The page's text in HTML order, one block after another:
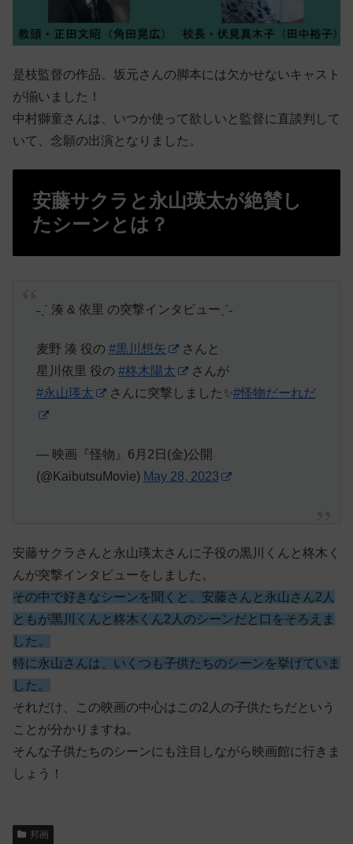
是枝監督の作品、坂元さんの脚本には欠かせないキャスト
が揃いました！
中村獅童さんは、いつか使って欲しいと監督に直談判して
いて、念願の出演となりました。
安藤サクラと永山瑛太が絶賛し
たシーンとは？
˗ˏˋ 湊 & 依里 の突撃インタビューˎˊ˗
麦野 湊 役の #黒川想矢
さんと
星川依里 役の #柊木陽太
さんが
#永山瑛太
さんに突撃しました✨#怪物だーれだ
— 映画『怪物』6月2日(金)公開
(@KaibutsuMovie) May 28, 2023
安藤サクラさんと永山瑛太さんに子役の黒川くんと柊木く
んが突撃インタビューをしました。
その中で好きなシーンを聞くと、安藤さんと永山さん2人
ともが黒川くんと柊木くん2人のシーンだと口をそろえま
した。
特に永山さんは、いくつも子供たちのシーンを挙げていま
した。
それだけ、この映画の中心はこの2人の子供たちだという
ことが分かりますね。
そんな子供たちのシーンにも注目しながら映画館に行きま
しょう！
邦画